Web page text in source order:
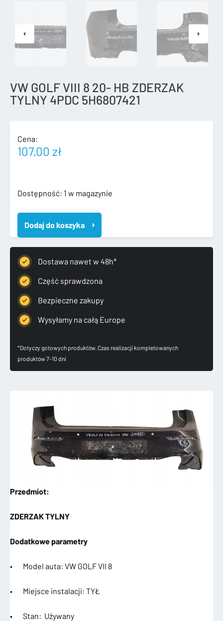
VW GOLF VIII 8 20- HB ZDERZAK
TYLNY 4PDC 5H6807421
Cena:
107,00 zł
Dostępność: 1 w magazynie
ilość
GOLF
VIII
8
20-
HB
ZDERZAK
TYLNY
4PDC
5H6807421
Dodaj do koszyka
Dostawa nawet w 48h*
Część sprawdzona
Bezpieczne zakupy
Wysyłamy na całą Europe
*Dotyczy gotowych produktów. Czas realizacji kompletowanych
produktów 7-10 dni
Przedmiot:
ZDERZAK TYLNY
Dodatkowe parametry
• Model auta: VW GOLF VII 8
• Miejsce instalacji: TYŁ
• Stan: Używany